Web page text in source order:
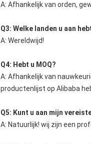
A: Afhankelijk van orden,
Q3: Welke landen u aan
A: Wereldwijd!
Q4: Hebt u MOQ?
A: Afhankelijk van
productenlijst op Alibaba
Q5: Kunt u aan mijn
A: Natuurlijk! wij zijn een